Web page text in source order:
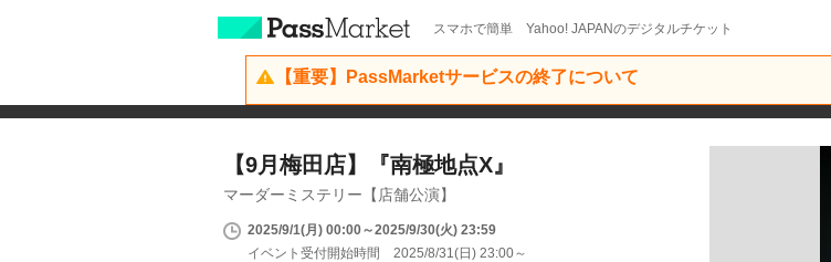
スマホで簡単 Yahoo! JAPANのデジタルチケット
【重要】PassMarketサービスの終了について
【9月梅田店】『南極地点X』
マーダーミステリー【店舗公演】
2025/9/1(月) 00:00～2025/9/30(火) 23:59
イベント受付開始時間 2025/8/31(日) 23:00～